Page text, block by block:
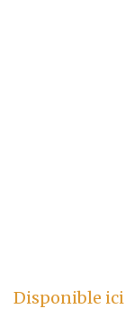
Disponible ici